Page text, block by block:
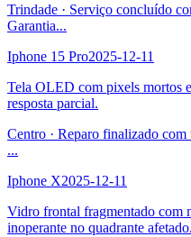
Trindade · Serviço concluído
Garantia...
Iphone 15 Pro2025-12-11
Tela OLED com pixels mortos
resposta parcial.
Centro · Reparo finalizado com
...
Iphone X2025-12-11
Vidro frontal fragmentado com
inoperante no quadrante afetado.